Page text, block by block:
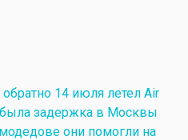
14 июля летел Air
задержка в Москвы
они помогли на